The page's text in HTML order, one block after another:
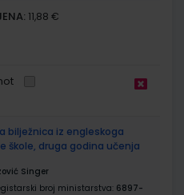
11,88 €
bilježnica iz engleskoga
škole, druga godina učenja
Singer
broj ministarstva: 6897-